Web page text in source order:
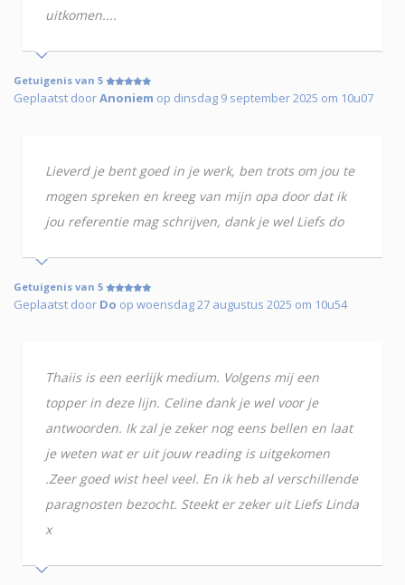
uitkomen....
Getuigenis van 5
Geplaatst doorAnoniem op dinsdag 9 september 2025 om 10u07
Lieverd je bent goed in je werk, ben trots om jou te
mogen spreken en kreeg van mijn opa door dat ik
jou referentie mag schrijven, dank je wel Liefs do
Getuigenis van 5
Geplaatst door Do op woensdag 27 augustus 2025 om 10u54
Thaiis is een eerlijk medium. Volgens mij een
topper in deze lijn. Celine dank je wel voor je
antwoorden. Ik zal je zeker nog eens bellen en laat
je weten wat er uit jouw reading is uitgekomen
.Zeer goed wist heel veel. En ik heb al verschillende
paragnosten bezocht. Steekt er zeker uit Liefs Linda
x